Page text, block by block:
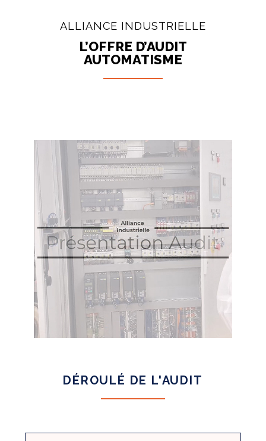
ALLIANCE INDUSTRIELLE
L’OFFRE D’AUDIT
AUTOMATISME
DÉROULÉ DE L'AUDIT